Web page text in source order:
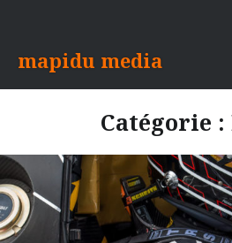
contenu
mapidu media
Catégorie :